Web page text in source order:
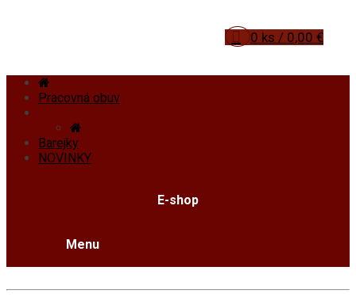
0 ks / 0,00 €
Pracovná obuv
Barejky
NOVINKY
E-shop
Menu